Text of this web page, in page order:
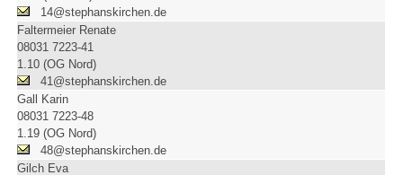
14@stephanskirchen.de
Faltermeier Renate
08031 7223-41
1.10 (OG Nord)
41@stephanskirchen.de
Gall Karin
08031 7223-48
1.19 (OG Nord)
48@stephanskirchen.de
Gilch Eva